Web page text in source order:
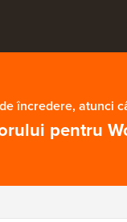
încredere, atunci
pentru